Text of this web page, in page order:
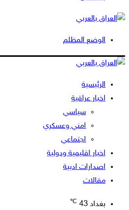
الوضع المظلم
الرئيسية
اخبار عراقية
سياسي
امني وعسكري
اجتماعي
اخبار اقليمية ودولية
اصدارات ادبية
مقالات
بغداد 43
℃